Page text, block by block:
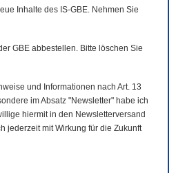
Inhalte des IS-GBE. Nehmen Sie
GBE abbestellen. Bitte löschen Sie
und Informationen nach Art. 13
im Absatz "Newsletter" habe ich
hiermit in den Newsletterversand
jederzeit mit Wirkung für die Zukunft